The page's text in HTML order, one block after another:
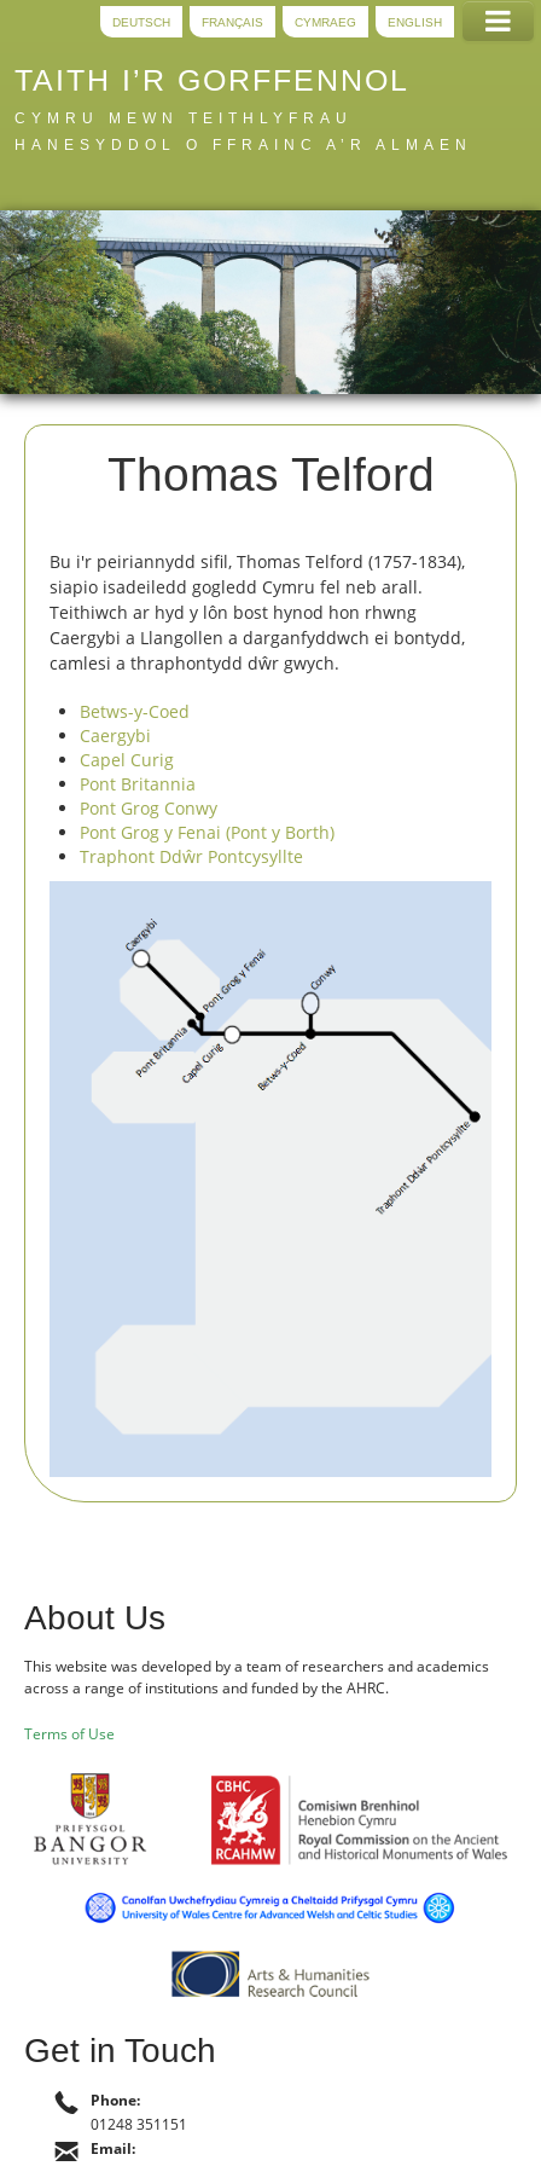
ENGLISH
CYMRAEG
FRANÇAIS
DEUTSCH
TAITH I’R GORFFENNOL
CYMRU MEWN TEITHLYFRAU
HANESYDDOL O FFRAINC A’R ALMAEN
Llwybrau
Digidol
A i Y
Gwybodaeth
Thomas Telford
Bu i'r peiriannydd sifil, Thomas Telford (1757-1834),
siapio isadeiledd gogledd Cymru fel neb arall.
Teithiwch ar hyd y lôn bost hynod hon rhwng
Caergybi a Llangollen a darganfyddwch ei bontydd,
camlesi a thraphontydd dŵr gwych.
Betws-y-Coed
Caergybi
Capel Curig
Pont Britannia
Pont Grog Conwy
Pont Grog y Fenai (Pont y Borth)
Traphont Ddŵr Pontcysyllte
About Us
This website was developed by a team of researchers and academics
across a range of institutions and funded by the AHRC.
Terms of Use
Get in Touch
Phone:
01248 351151
Email: